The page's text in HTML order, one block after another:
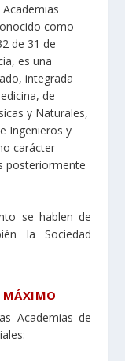
como
de 31 de
es una
integrada
de
y Naturales,
Ingenieros y
carácter
posteriormente
se hablen de
la Sociedad
MÁXIMO
Academias de